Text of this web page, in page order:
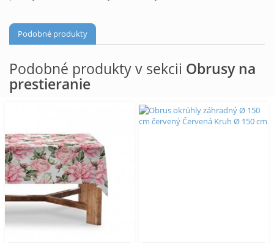
Podobné produkty
Podobné produkty v sekcii Obrusy na
prestieranie